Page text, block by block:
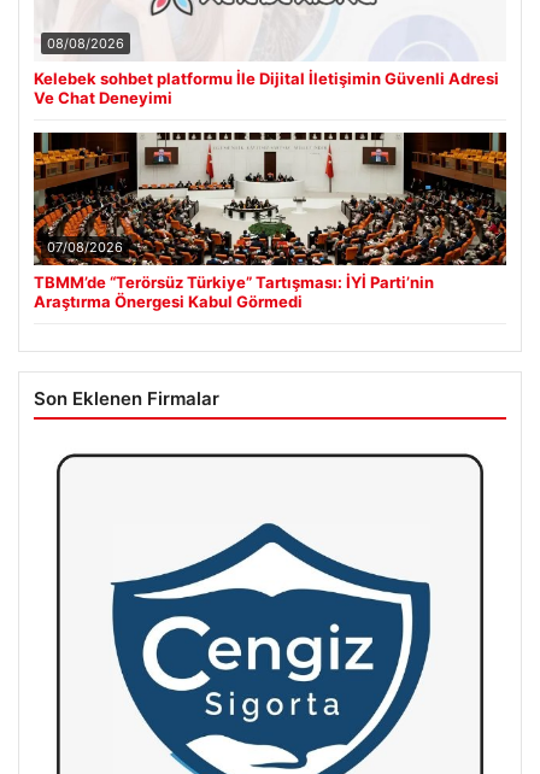
08/08/2026
Kelebek sohbet platformu İle Dijital İletişimin Güvenli Adresi
Ve Chat Deneyimi
07/08/2026
TBMM’de “Terörsüz Türkiye” Tartışması: İYİ Parti’nin
Araştırma Önergesi Kabul Görmedi
Son Eklenen Firmalar